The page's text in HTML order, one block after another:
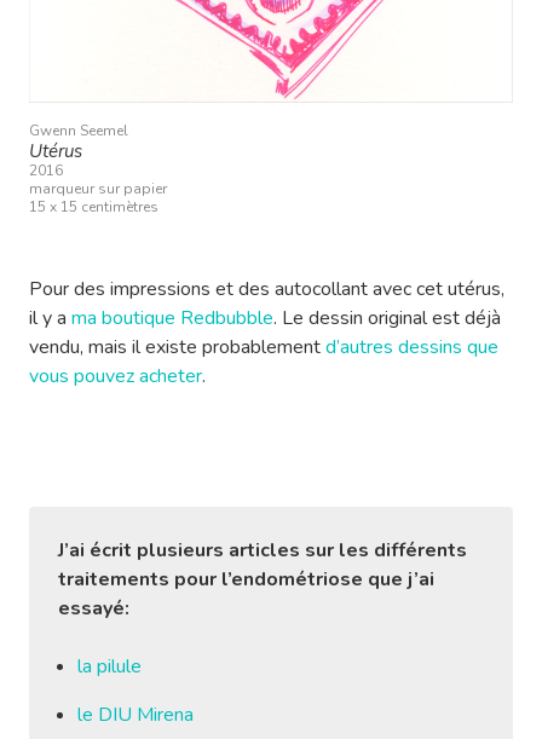
Gwenn Seemel
Utérus
2016
marqueur sur papier
15 x 15 centimètres
Pour des impressions et des autocollant avec cet utérus,
il y a ma boutique Redbubble. Le dessin original est déjà
vendu, mais il existe probablementd’autres dessins que
vous pouvez acheter.
J’ai écrit plusieurs articles sur les différents
traitements pour l’endométriose que j’ai
essayé:
la pilule
le DIU Mirena